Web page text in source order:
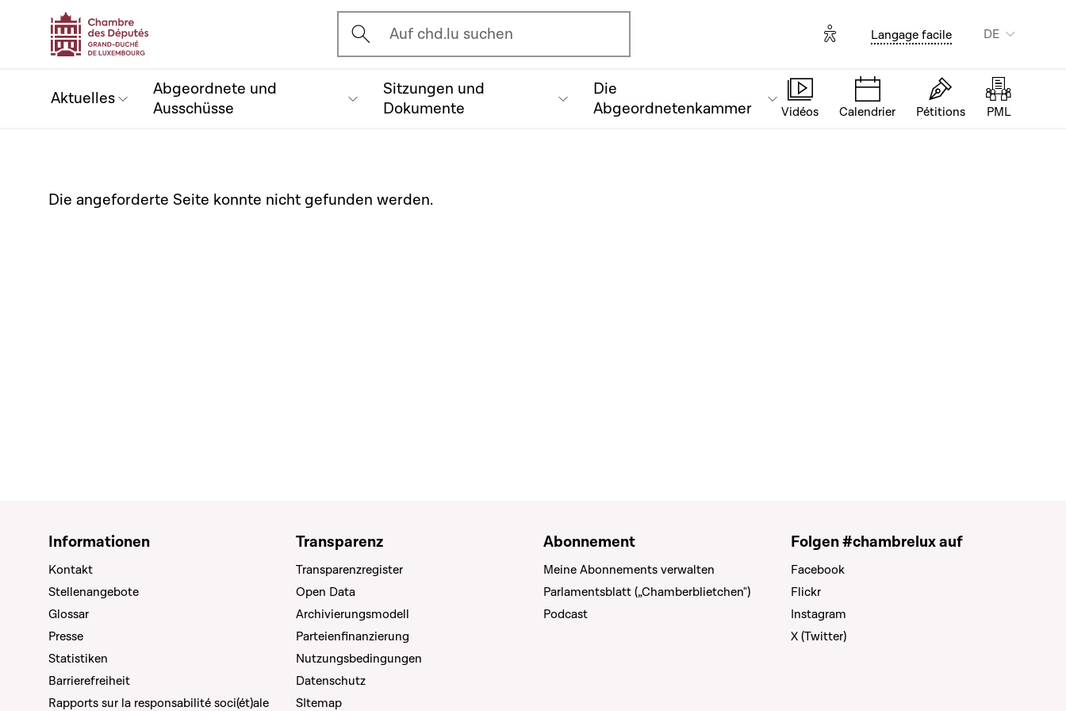
Ouvrir l'écran de recherche
Auf chd.lu suchen Options d'accessibilité
Langage facile DE
Aktuelles
Abgeordnete und
Ausschüsse
Sitzungen und
Dokumente
Die
Abgeordnetenkammer
Vidéos Calendrier Pétitions PML
Die angeforderte Seite konnte nicht gefunden werden.
Informationen
Kontakt
Stellenangebote
Glossar
Presse
Statistiken
Barrierefreiheit
Rapports sur la responsabilité soci(ét)ale
Transparenz
Transparenzregister
Open Data
Archivierungsmodell
Parteienfinanzierung
Nutzungsbedingungen
Datenschutz
SItemap
Abonnement
Meine Abonnements verwalten
Parlamentsblatt („Chamberblietchen")
Podcast
Folgen #chambrelux auf
Facebook
Flickr
Instagram
X (Twitter)